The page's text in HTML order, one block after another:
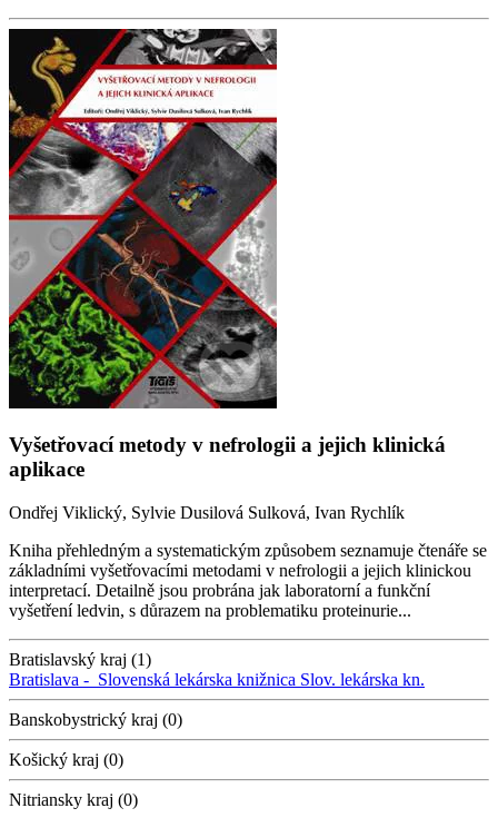
Vyšetřovací metody v nefrologii a jejich klinická
aplikace
Ondřej Viklický, Sylvie Dusilová Sulková, Ivan Rychlík
Kniha přehledným a systematickým způsobem seznamuje čtenáře se
základními vyšetřovacími metodami v nefrologii a jejich klinickou
interpretací. Detailně jsou probrána jak laboratorní a funkční
vyšetření ledvin, s důrazem na problematiku proteinurie...
Bratislavský kraj (1)
Bratislava - Slovenská lekárska knižnica Slov. lekárska kn.
Banskobystrický kraj (0)
Košický kraj (0)
Nitriansky kraj (0)